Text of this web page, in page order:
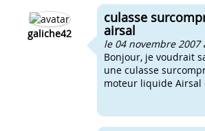
galiche42
culasse
airsal
le 04 novembre 2007
Bonjour, je voudrait
une culasse
moteur liquide Airsal